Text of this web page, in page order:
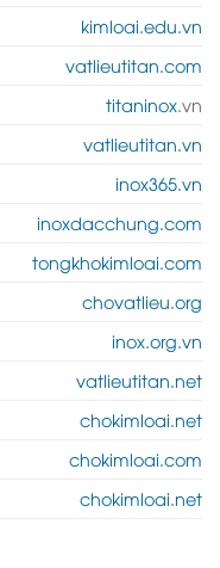
kimloai.edu.vn
vatlieutitan.com
titaninox.vn
vatlieutitan.vn
inox365.vn
inoxdacchung.com
tongkhokimloai.com
chovatlieu.org
inox.org.vn
vatlieutitan.net
chokimloai.net
chokimloai.com
chokimloai.net